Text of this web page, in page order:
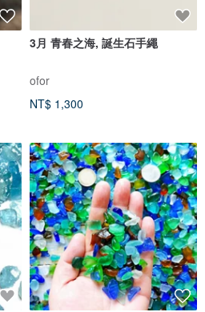
3月 青春之海, 誕生石手繩
ofor
NT$ 1,300